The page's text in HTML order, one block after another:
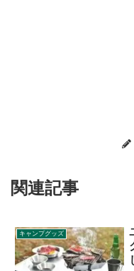
関連記事
キャンプグッズ